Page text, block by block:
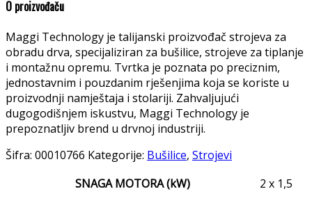
O proizvođaču
Maggi Technology je talijanski proizvođač strojeva za
obradu drva, specijaliziran za bušilice, strojeve za tiplanje
i montažnu opremu. Tvrtka je poznata po preciznim,
jednostavnim i pouzdanim rješenjima koja se koriste u
proizvodnji namještaja i stolariji. Zahvaljujući
dugogodišnjem iskustvu, Maggi Technology je
prepoznatljiv brend u drvnoj industriji.
Šifra: 00010766 Kategorije: Bušilice, Strojevi
SNAGA MOTORA (kW)
2 x 1,5